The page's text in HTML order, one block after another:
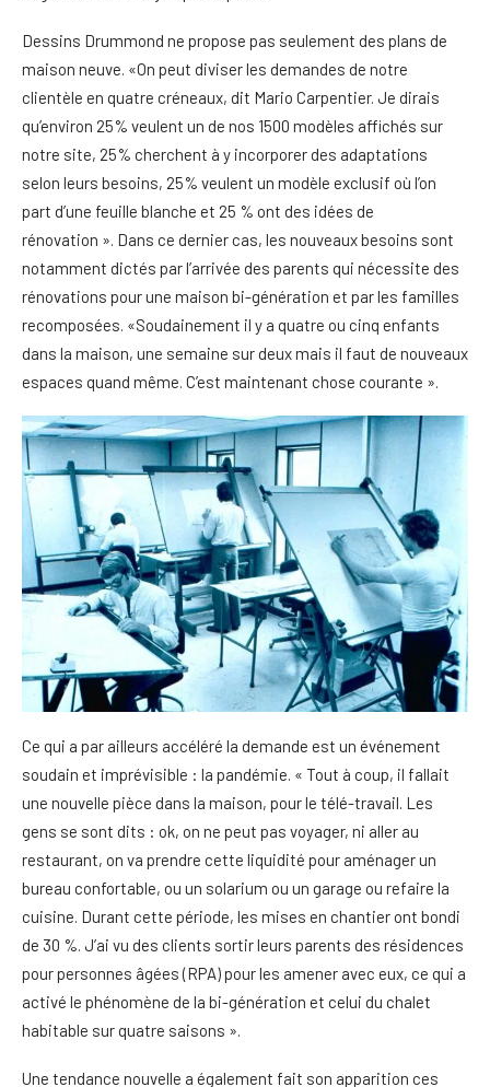
Dessins Drummond ne propose pas seulement des plans de
maison neuve. «On peut diviser les demandes de notre
clientèle en quatre créneaux, dit Mario Carpentier. Je dirais
qu’environ 25% veulent un de nos 1500 modèles affichés sur
notre site, 25% cherchent à y incorporer des adaptations
selon leurs besoins, 25% veulent un modèle exclusif où l’on
part d’une feuille blanche et 25 % ont des idées de
rénovation ». Dans ce dernier cas, les nouveaux besoins sont
notamment dictés par l’arrivée des parents qui nécessite des
rénovations pour une maison bi-génération et par les familles
recomposées. «Soudainement il y a quatre ou cinq enfants
dans la maison, une semaine sur deux mais il faut de nouveaux
espaces quand même. C’est maintenant chose courante ».
Ce qui a par ailleurs accéléré la demande est un événement
soudain et imprévisible : la pandémie. « Tout à coup, il fallait
une nouvelle pièce dans la maison, pour le télé-travail. Les
gens se sont dits : ok, on ne peut pas voyager, ni aller au
restaurant, on va prendre cette liquidité pour aménager un
bureau confortable, ou un solarium ou un garage ou refaire la
cuisine. Durant cette période, les mises en chantier ont bondi
de 30 %. J’ai vu des clients sortir leurs parents des résidences
pour personnes âgées (RPA) pour les amener avec eux, ce qui a
activé le phénomène de la bi-génération et celui du chalet
habitable sur quatre saisons ».
Une tendance nouvelle a également fait son apparition ces